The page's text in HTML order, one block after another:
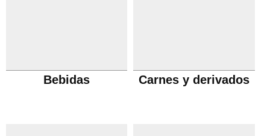
Bebidas Carnes y derivados